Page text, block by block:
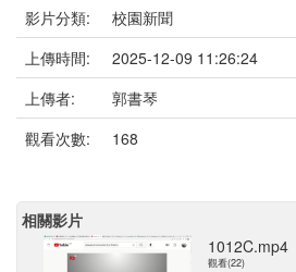
影片分類:
校園新聞
上傳時間:
2025-12-09 11:26:24
上傳者:
郭書琴
觀看次數:
168
相關影片
1012C.mp4
觀看(22)